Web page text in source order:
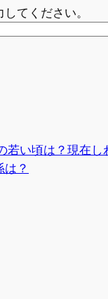
てください。
若い頃は？現在し
？